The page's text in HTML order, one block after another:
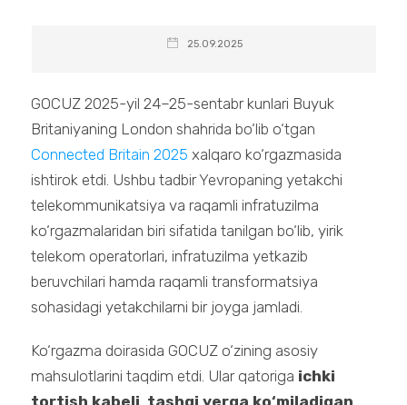
25.09.2025
GOCUZ 2025-yil 24–25-sentabr kunlari Buyuk
Britaniyaning London shahrida bo‘lib o‘tgan
Connected Britain 2025 xalqaro ko‘rgazmasida
ishtirok etdi. Ushbu tadbir Yevropaning yetakchi
telekommunikatsiya va raqamli infratuzilma
ko‘rgazmalaridan biri sifatida tanilgan bo‘lib, yirik
telekom operatorlari, infratuzilma yetkazib
beruvchilari hamda raqamli transformatsiya
sohasidagi yetakchilarni bir joyga jamladi.
Ko‘rgazma doirasida GOCUZ o‘zining asosiy
mahsulotlarini taqdim etdi. Ular qatoriga ichki
tortish kabeli, tashqi yerga ko‘miladigan